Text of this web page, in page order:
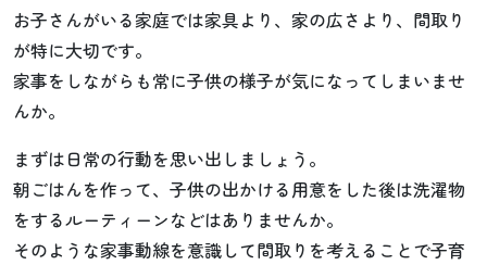
お子さんがいる家庭では家具より、家の広さより、間取り
が特に大切です。
家事をしながらも常に子供の様子が気になってしまいませ
んか。
まずは日常の行動を思い出しましょう。
朝ごはんを作って、子供の出かける用意をした後は洗濯物
をするルーティーンなどはありませんか。
そのような家事動線を意識して間取りを考えることで子育